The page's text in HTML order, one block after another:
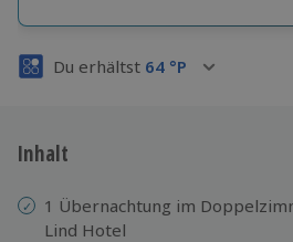
Volle Flexibilität
3 Jahre gültig & verlängerbar.
Du erhältst 64 °P
Inhalt
1 Übernachtung im
Lind Hotel